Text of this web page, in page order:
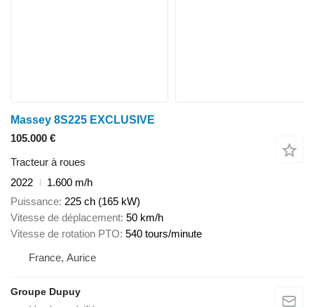
Massey 8S225 EXCLUSIVE
105.000 €
Tracteur à roues
2022
1.600 m/h
Puissance 225 ch (165 kW)
Vitesse de déplacement 50 km/h
Vitesse de rotation PTO 540 tours/minute
France, Aurice
Groupe Dupuy